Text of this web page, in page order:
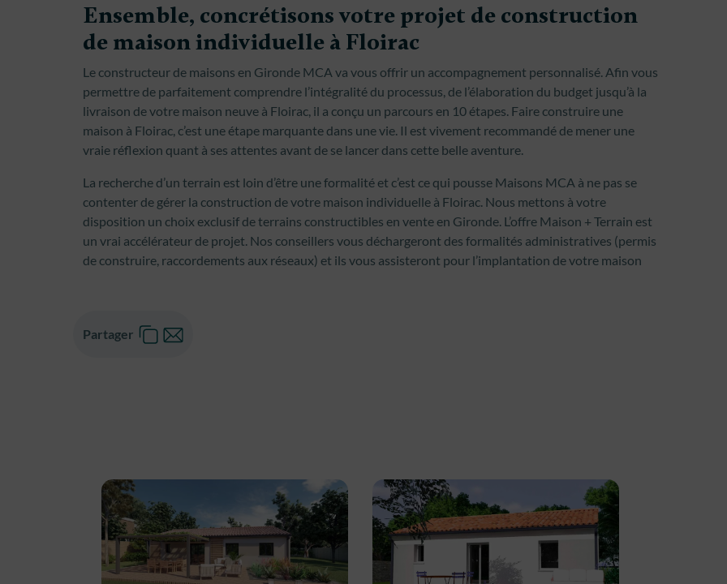
Ensemble, concrétisons votre projet de construction
de maison individuelle à Floirac
Le constructeur de maisons en Gironde MCA va vous offrir un accompagnement personnalisé. Afin vous
permettre de parfaitement comprendre l’intégralité du processus, de l’élaboration du budget jusqu’à la
livraison de votre maison neuve à Floirac, il a conçu un parcours en 10 étapes. Faire construire une
maison à Floirac, c’est une étape marquante dans une vie. Il est vivement recommandé de mener une
vraie réflexion quant à ses attentes avant de se lancer dans cette belle aventure.
La recherche d’un terrain est loin d’être une formalité et c’est ce qui pousse Maisons MCA à ne pas se
contenter de gérer la construction de votre maison individuelle à Floirac. Nous mettons à votre
disposition un choix exclusif de terrains constructibles en vente en Gironde. L’offre Maison + Terrain est
un vrai accélérateur de projet. Nos conseillers vous déchargeront des formalités administratives (permis
de construire, raccordements aux réseaux) et ils vous assisteront pour l’implantation de votre maison
Partager